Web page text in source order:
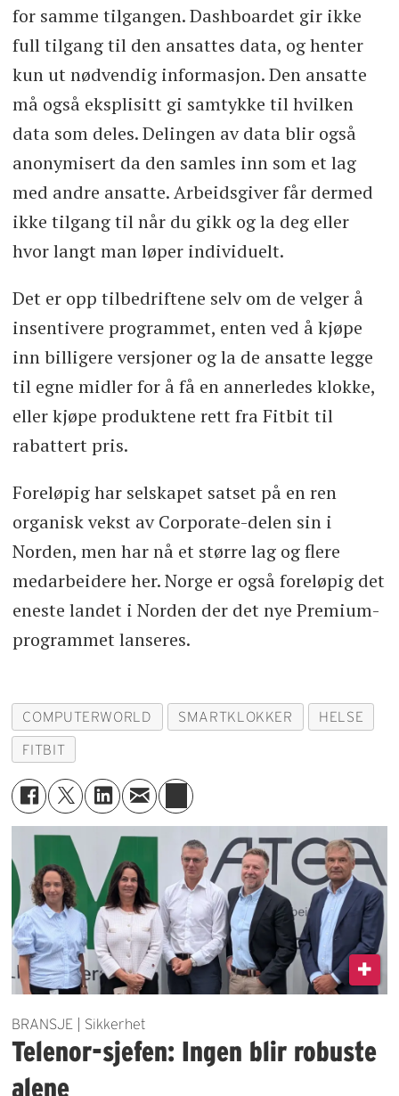
for samme tilgangen. Dashboardet gir ikke
full tilgang til den ansattes data, og henter
kun ut nødvendig informasjon. Den ansatte
må også eksplisitt gi samtykke til hvilken
data som deles. Delingen av data blir også
anonymisert da den samles inn som et lag
med andre ansatte. Arbeidsgiver får dermed
ikke tilgang til når du gikk og la deg eller
hvor langt man løper individuelt.
­Det er opp tilbedriftene selv om de velger å
insentivere programmet, enten ved å kjøpe
inn billigere versjoner og la de ansatte legge
til egne midler for å få en annerledes klokke,
eller kjøpe produktene rett fra Fitbit til
rabattert pris.
Foreløpig har selskapet satset på en ren
organisk vekst av Corporate-delen sin i
Norden, men har nå et større lag og flere
medarbeidere her. Norge er også foreløpig det
eneste landet i Norden der det nye Premium-
programmet lanseres.
COMPUTERWORLD SMARTKLOKKER HELSE
FITBIT
BRANSJE | Sikkerhet
Telenor-sjefen: Ingen blir robuste
alene